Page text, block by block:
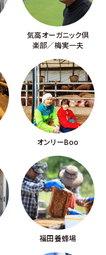
気高オーガニック倶
楽部／梅実一夫
オンリーBoo
福田養蜂場